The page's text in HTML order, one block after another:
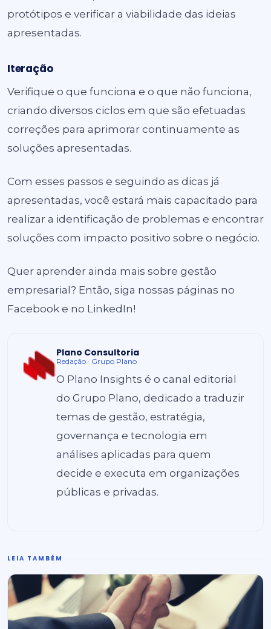
protótipos e verificar a viabilidade das ideias
apresentadas.
Iteração
Verifique o que funciona e o que não funciona,
criando diversos ciclos em que são efetuadas
correções para aprimorar continuamente as
soluções apresentadas.
Com esses passos e seguindo as dicas já
apresentadas, você estará mais capacitado para
realizar a identificação de problemas e encontrar
soluções com impacto positivo sobre o negócio.
Quer aprender ainda mais sobre gestão
empresarial? Então, siga nossas páginas no
Facebook e no LinkedIn!
Plano Consultoria
Redação · Grupo Plano
O Plano Insights é o canal editorial
do Grupo Plano, dedicado a traduzir
temas de gestão, estratégia,
governança e tecnologia em
análises aplicadas para quem
decide e executa em organizações
públicas e privadas.
LEIA TAMBÉM